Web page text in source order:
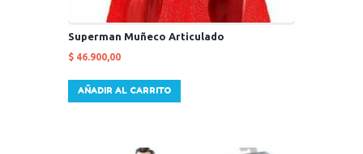
Superman Muñeco Articulado
$ 46.900,00
AÑADIR AL CARRITO